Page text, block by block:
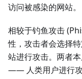
访问被感染的网站。
相较于钓鱼攻击
性，攻击者会选择
站进行攻击。两者
—— 人类用户进行攻